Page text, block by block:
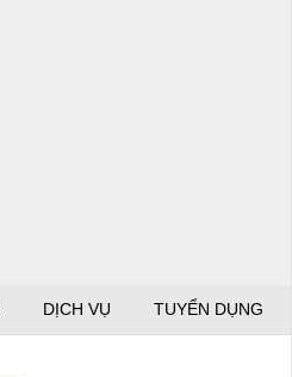
DỊCH VỤ TUYỂN DỤNG